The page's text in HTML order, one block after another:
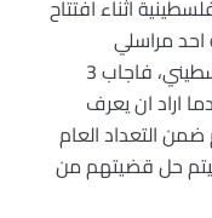
اثناء افتتاح
احد مراسلي
التلفزيون الفنزويلي عن عدد الشعب الفلسطيني، فاجاب 3
اراد ان يعرف
التعداد العام
حل قضيتهم من